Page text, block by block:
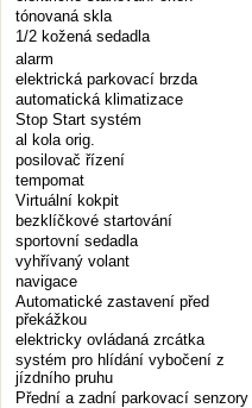
tónovaná skla
1/2 kožená sedadla
alarm
elektrická parkovací brzda
automatická klimatizace
Stop Start systém
al kola orig.
posilovač řízení
tempomat
Virtuální kokpit
bezklíčkové startování
sportovní sedadla
vyhřívaný volant
navigace
Automatické zastavení před
překážkou
elektricky ovládaná zrcátka
systém pro hlídání vybočení z
jízdního pruhu
Přední a zadní parkovací senzory